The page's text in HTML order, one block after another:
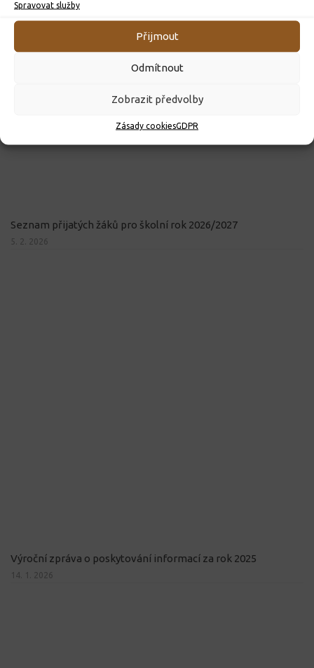
Spravovat služby
Přijmout
Odmítnout
Zobrazit předvolby
Zásady cookiesGDPR
Seznam přijatých žáků pro školní rok 2026/2027
5. 2. 2026
Výroční zpráva o poskytování informací za rok 2025
14. 1. 2026